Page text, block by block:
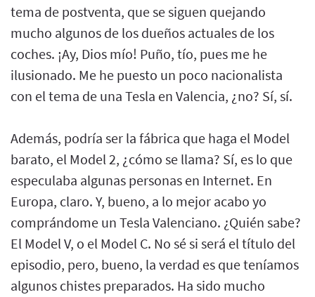
tema de postventa, que se siguen quejando
mucho algunos de los dueños actuales de los
coches. ¡Ay, Dios mío! Puño, tío, pues me he
ilusionado. Me he puesto un poco nacionalista
con el tema de una Tesla en Valencia, ¿no? Sí, sí.
Además, podría ser la fábrica que haga el Model
barato, el Model 2, ¿cómo se llama? Sí, es lo que
especulaba algunas personas en Internet. En
Europa, claro. Y, bueno, a lo mejor acabo yo
comprándome un Tesla Valenciano. ¿Quién sabe?
El Model V, o el Model C. No sé si será el título del
episodio, pero, bueno, la verdad es que teníamos
algunos chistes preparados. Ha sido mucho